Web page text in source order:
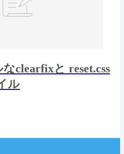
なclearfixと reset.css
ル